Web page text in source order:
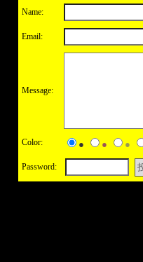
Name:
Email:
Message:
Color: ● ● ●
Password: